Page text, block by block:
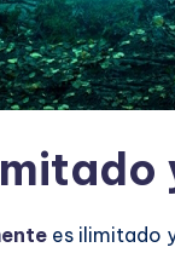
es ilimitado